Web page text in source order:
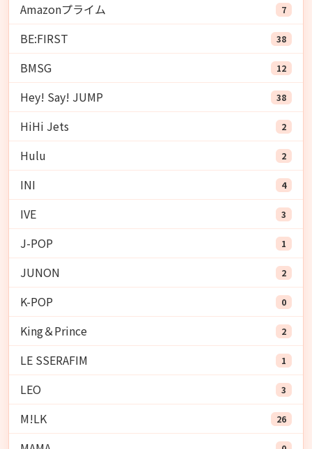
Amazonプライム
7
BE:FIRST 38
BMSG 12
Hey! Say! JUMP 38
HiHi Jets 2
Hulu 2
INI 4
IVE 3
J-POP 1
JUNON 2
K-POP 0
King＆Prince 2
LE SSERAFIM 1
LEO 3
M!LK 26